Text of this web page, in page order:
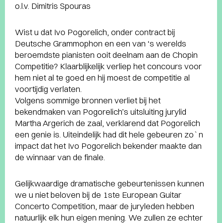
o.l.v. Dimitris Spouras
Wist u dat Ivo Pogorelich, onder contract bij
Deutsche Grammophon en een van ‘s werelds
beroemdste pianisten ooit deelnam aan de Chopin
Competitie? Klaarblijkelijk verliep het concours voor
hem niet al te goed en hij moest de competitie al
voortijdig verlaten.
Volgens sommige bronnen verliet bij het
bekendmaken van Pogorelich’s uitsluiting jurylid
Martha Argerich de zaal, verklarend dat Pogorelich
een genie is. Uiteindelijk had dit hele gebeuren zo`n
impact dat het Ivo Pogorelich bekender maakte dan
de winnaar van de finale.
Gelijkwaardige dramatische gebeurtenissen kunnen
we u niet beloven bij de 1ste European Guitar
Concerto Competition, maar de juryleden hebben
natuurlijk elk hun eigen mening. We zullen ze echter